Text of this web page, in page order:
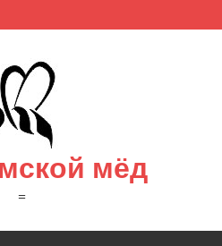
мёд
=